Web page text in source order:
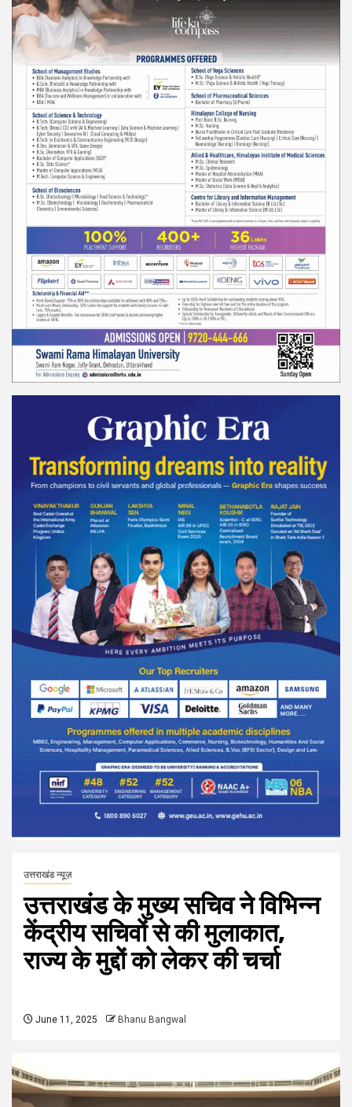
उत्तराखंड न्यूज़
उत्तराखंड के मुख्य सचिव ने विभिन्न
केंद्रीय सचिवों से की मुलाकात,
राज्य के मुद्दों को लेकर की चर्चा
June 11, 2025 Bhanu Bangwal